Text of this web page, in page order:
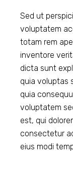
Sed ut
voluptatem
totam rem
inventore
dicta sunt
quia voluptas
quia
voluptatem
est, qui
consectetur
eius modi